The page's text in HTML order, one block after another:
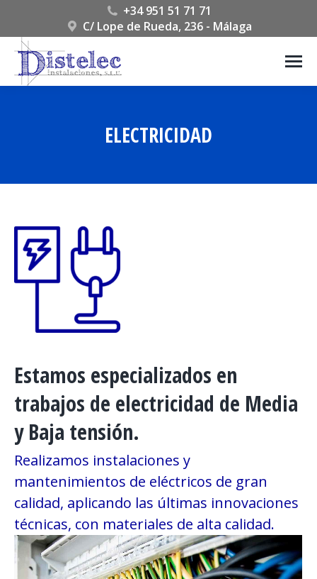
+34 951 51 71 71
C/ Lope de Rueda, 236 - Málaga
ELECTRICIDAD
Estamos especializados en
trabajos de electricidad de Media
y Baja tensión.
Realizamos instalaciones y
mantenimientos de eléctricos de gran
calidad, aplicando las últimas innovaciones
técnicas, con materiales de alta calidad.